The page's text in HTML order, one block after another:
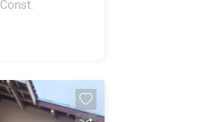
Const.